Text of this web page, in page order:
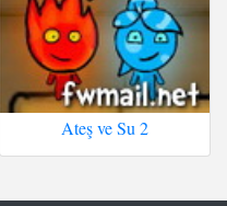
Ateş ve Su 2